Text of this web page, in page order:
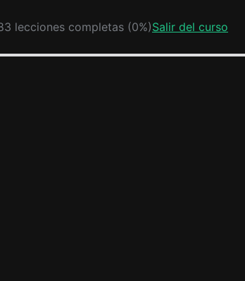
lecciones completas (0%)Salir del curso